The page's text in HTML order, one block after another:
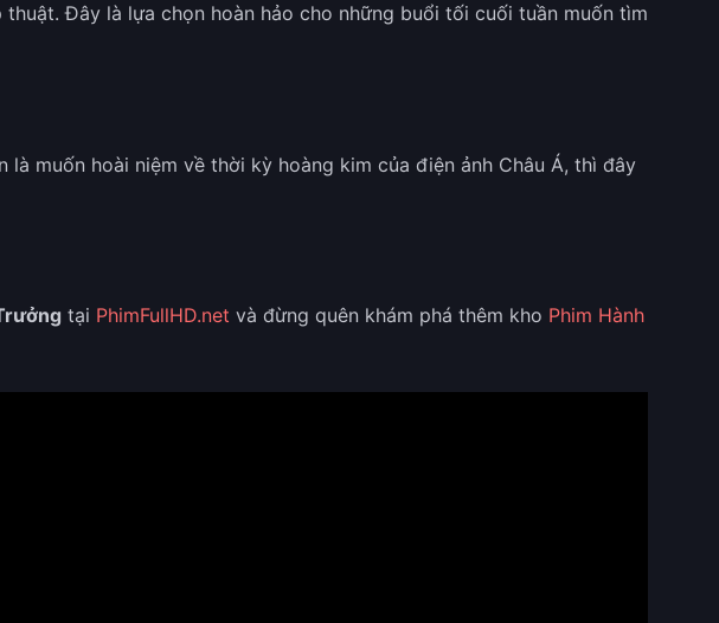
Đây là lựa chọn hoàn hảo cho những buổi tối cuối tuần muốn tìm
muốn hoài niệm về thời kỳ hoàng kim của điện ảnh Châu Á, thì đây
tại PhimFullHD.net và đừng quên khám phá thêm kho Phim Hành